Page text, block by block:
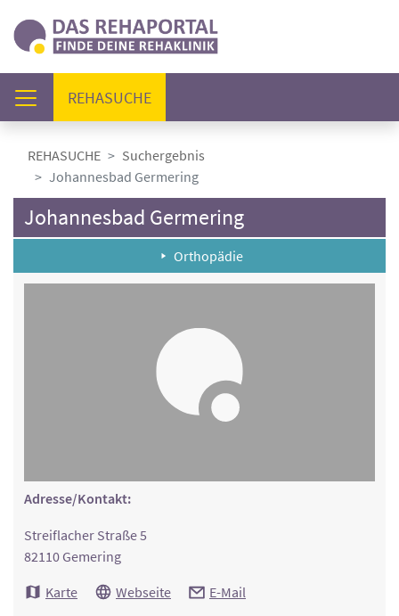
REHASUCHE(AKTUELL)
REHASUCHE
Suchergebnis
Johannesbad Germering
Johannesbad Germering
Orthopädie
Adresse/Kontakt:
Streiflacher Straße 5
82110 Gemering
Karte
Webseite E-Mail